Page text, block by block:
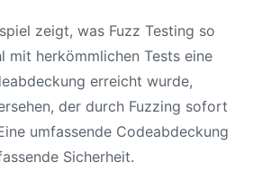
zeigt, was Fuzz Testing so
mit herkömmlichen Tests eine
erreicht wurde,
der durch Fuzzing sofort
umfassende Codeabdeckung
Sicherheit.